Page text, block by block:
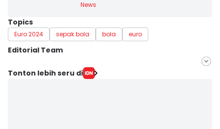
News
Topics
Euro 2024 sepak bola bola euro
Editorial Team
Editor
Tonton lebih seru di